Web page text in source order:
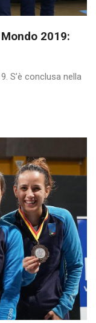
2019:
S’è conclusa nella